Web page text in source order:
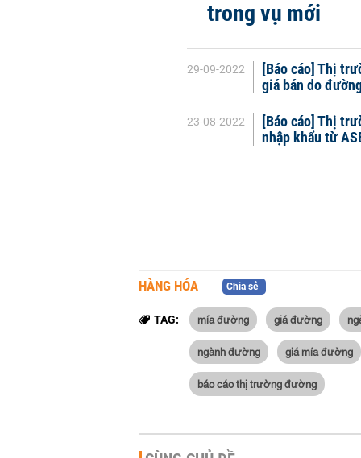
trong vụ mới
29-09-2022
[Báo cáo] Thị
giá bán do
23-08-2022
[Báo cáo] Thị
nhập khẩu từ
HÀNG HÓA Chia sẻ
TAG: mía đường giá đường
ngành đường giá mía đường
báo cáo thị trường đường